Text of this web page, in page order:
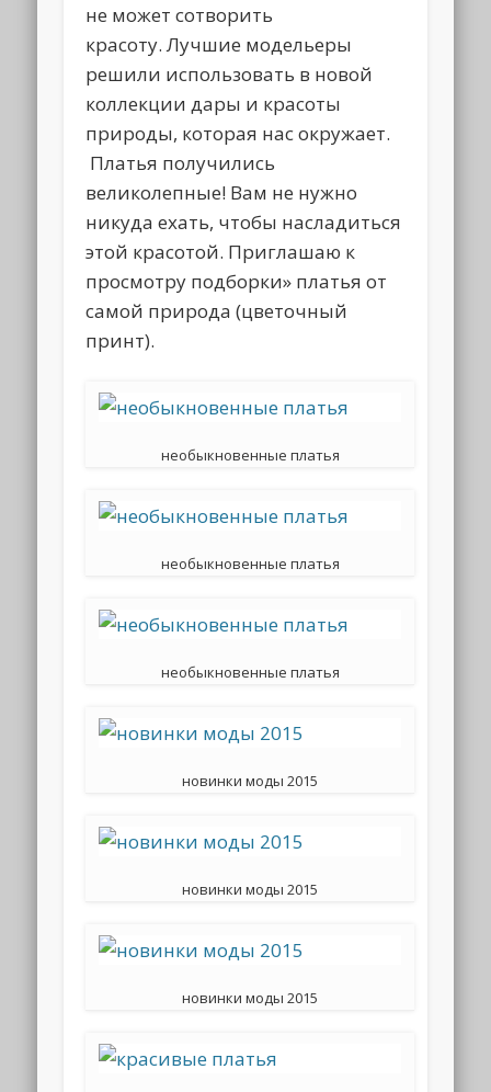
не может сотворить
красоту. Лучшие модельеры
решили использовать в новой
коллекции дары и красоты
природы, которая нас окружает.
Платья получились
великолепные! Вам не нужно
никуда ехать, чтобы насладиться
этой красотой. Приглашаю к
просмотру подборки» платья от
самой природа (цветочный
принт).
необыкновенные платья
необыкновенные платья
необыкновенные платья
новинки моды 2015
новинки моды 2015
новинки моды 2015